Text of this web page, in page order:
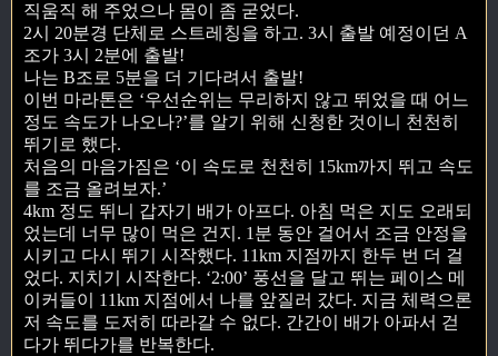
직움직 해 주었으나 몸이 좀 굳었다.
2시 20분경 단체로 스트레칭을 하고. 3시 출발 예정이던 A
조가 3시 2분에 출발!
나는 B조로 5분을 더 기다려서 출발!
이번 마라톤은 ‘우선순위는 무리하지 않고 뛰었을 때 어느
정도 속도가 나오나?’를 알기 위해 신청한 것이니 천천히
뛰기로 했다.
처음의 마음가짐은 ‘이 속도로 천천히 15km까지 뛰고 속도
를 조금 올려보자.’
4km 정도 뛰니 갑자기 배가 아프다. 아침 먹은 지도 오래되
었는데 너무 많이 먹은 건지. 1분 동안 걸어서 조금 안정을
시키고 다시 뛰기 시작했다. 11km 지점까지 한두 번 더 걸
었다. 지치기 시작한다. ‘2:00’ 풍선을 달고 뛰는 페이스 메
이커들이 11km 지점에서 나를 앞질러 갔다. 지금 체력으론
저 속도를 도저히 따라갈 수 없다. 간간이 배가 아파서 걷
다가 뛰다가를 반복한다.